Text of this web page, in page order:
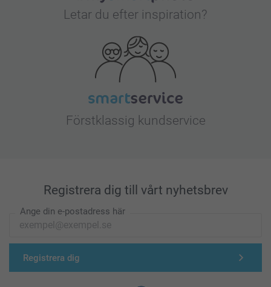
Letar du efter inspiration?
Förstklassig kundservice
Registrera dig till vårt nyhetsbrev
Ange din e-postadress här
Registrera dig